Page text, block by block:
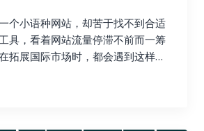
考虑功能和价格，还要考虑易用性
个好的工具应该易于上手，操作简
准确可靠的数据，为你的决策提供
需要关注一些关键指标，这些指标
又该如何判断你的网站的价值和可
：全能型搜索引擎优化工具，挖
就像一位经验丰富的侦探，拥有
潜在的链接机会，并制定更有效的
个小语种网站，却苦于找不到合适
具，看着网站流量停滞不前而一筹
拓展国际市场时，都会遇到这样的
来越多的企业开始将目光投向海外